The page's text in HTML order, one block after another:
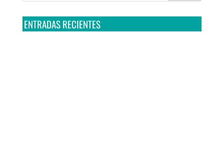
ENTRADAS RECIENTES